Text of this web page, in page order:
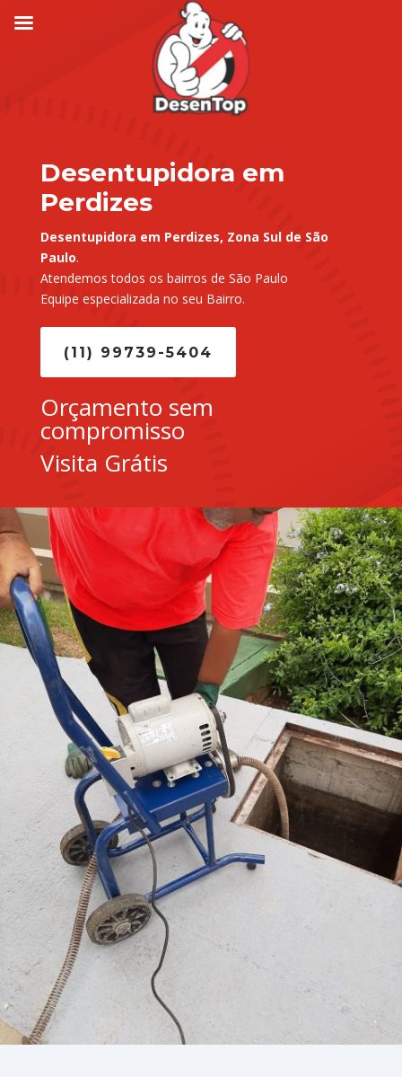
Desentupidora em
Perdizes
Desentupidora em Perdizes, Zona Sul de São
Paulo.
Atendemos todos os bairros de São Paulo
Equipe especializada no seu Bairro.
(11) 99739-5404
Orçamento sem
compromisso
Visita Grátis